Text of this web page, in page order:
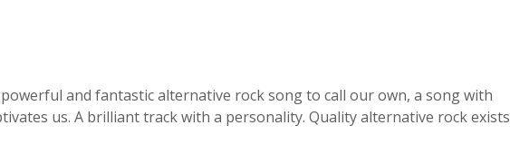
and fantastic alternative rock song to call our own, a song with
us. A brilliant track with a personality. Quality alternative rock exists